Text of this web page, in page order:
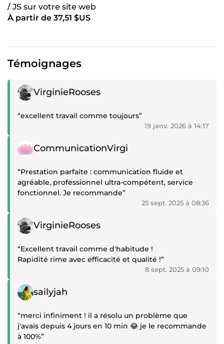
/ JS sur votre site web
À partir de 37,51 $US
Témoignages
Témoignage positif
VirginieRooses
“excellent travail comme toujours”
19 janv. 2026 à 14:17
Témoignage positif
CommunicationVirgi
“Prestation parfaite : communication fluide et
agréable, professionnel ultra-compétent, service
fonctionnel. Je recommande”
25 sept. 2025 à 08:36
Témoignage positif
VirginieRooses
“Excellent travail comme d'habitude !
Rapidité rime avec efficacité et qualité !”
8 sept. 2025 à 09:10
Témoignage positif
sailyjah
“merci infiniment ! il a résolu un problème que
j'avais depuis 4 jours en 10 min 😂 je le recommande
à 100%”